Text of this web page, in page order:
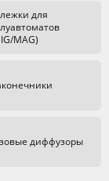
для
MAG)
диффузоры